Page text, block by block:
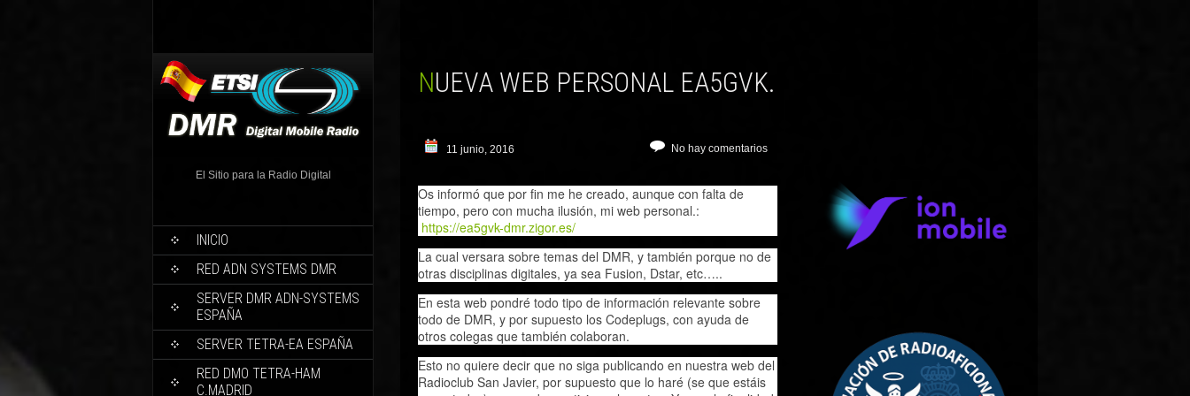
El Sitio para la Radio Digital
INICIO
RED ADN SYSTEMS DMR
SERVER DMR ADN-SYSTEMS
ESPAÑA
SERVER TETRA-EA ESPAÑA
RED DMO TETRA-HAM
C.MADRID
NUEVA WEB PERSONAL EA5GVK.
11 junio, 2016 No hay comentarios
Os informó que por fin me he creado, aunque con falta de
tiempo, pero con mucha ilusión, mi web personal.:
https://ea5gvk-dmr.zigor.es/
La cual versara sobre temas del DMR, y también porque no de
otras disciplinas digitales, ya sea Fusion, Dstar, etc…..
En esta web pondré todo tipo de información relevante sobre
todo de DMR, y por supuesto los Codeplugs, con ayuda de
otros colegas que también colaboran.
Esto no quiere decir que no siga publicando en nuestra web del
Radioclub San Javier, por supuesto que lo haré (se que estáis